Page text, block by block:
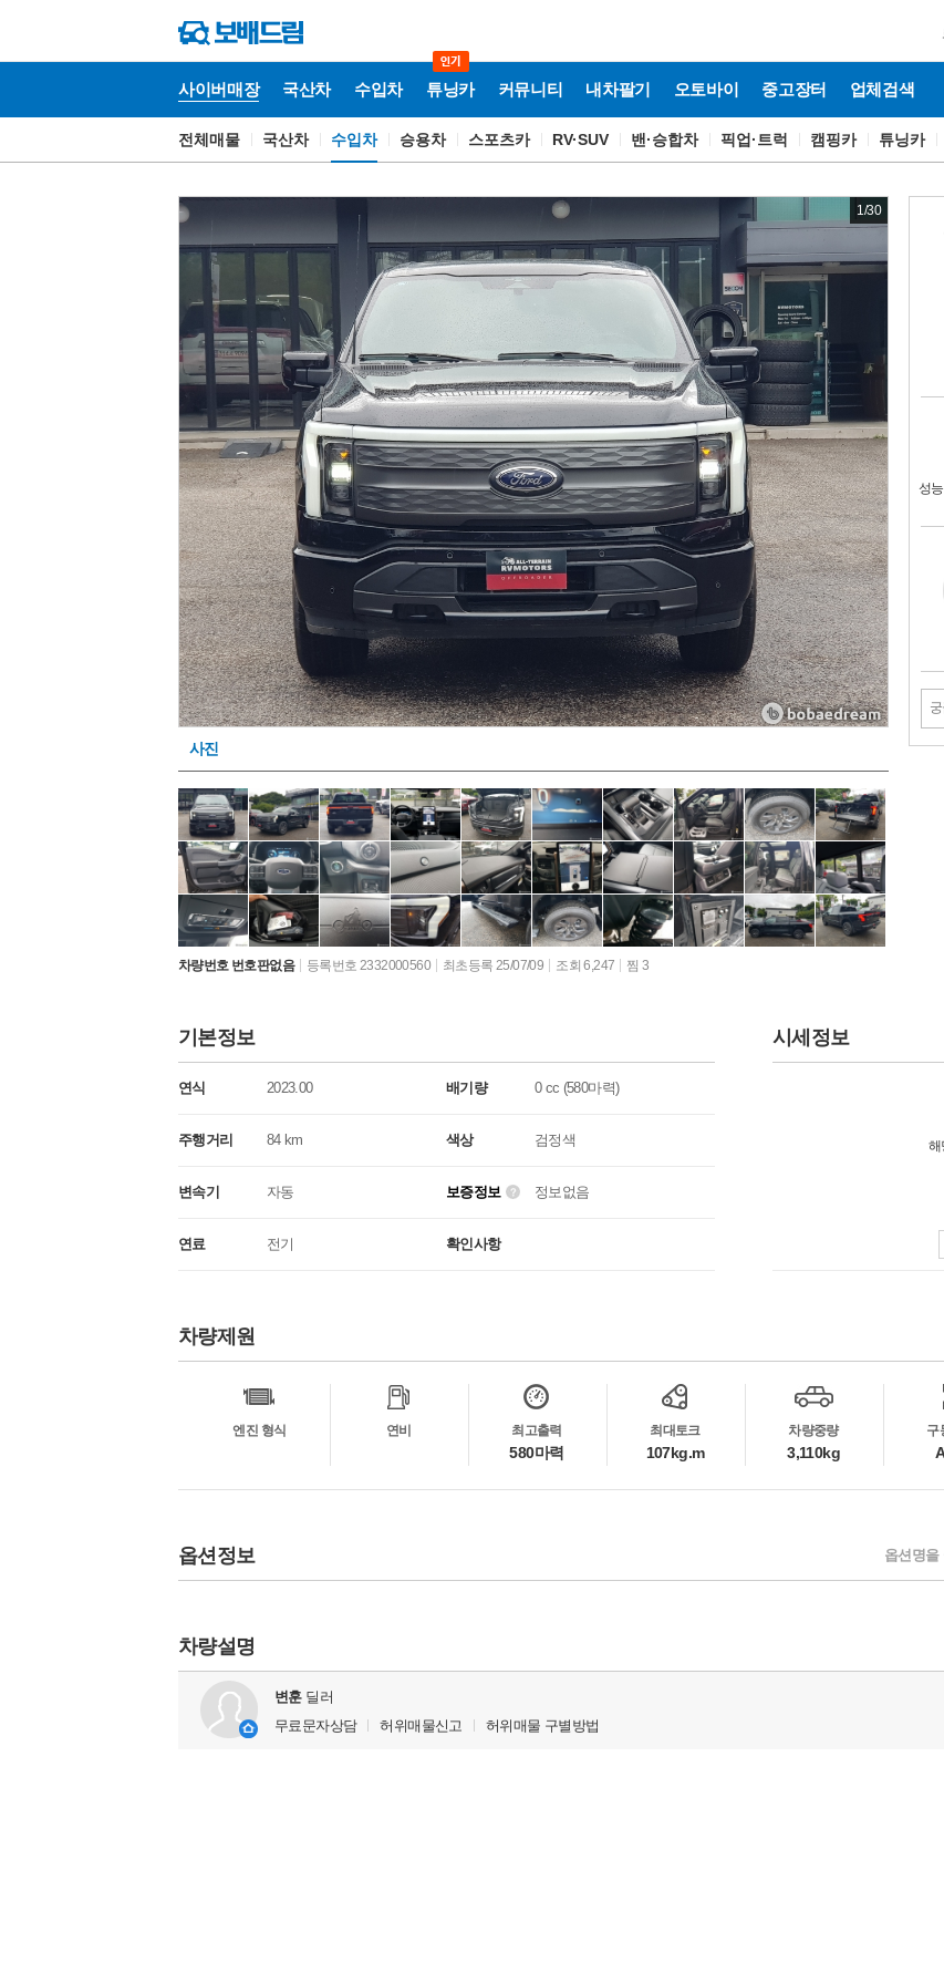
사이버매장 국산차 수입차 튜닝카 커뮤니티 내차팔기 오토바이 중고장터 업체검색
사
전체매물 국산차 수입차 승용차 스포츠카 RV·SUV 밴·승합차 픽업·트럭 캠핑카 튜닝카
1/30
사진
차량번호 번호판없음 등록번호 2332000560 최초등록 25/07/09 조회 6,247 찜 3
성
기본정보
연식 2023.00 배기량 0 cc (580마력)
주행거리 84 km 색상 검정색
변속기 자동 보증정보 정보없음
연료 전기 확인사항
시세정보
해
차량제원
엔진 형식
연비 최고출력
580마력
최대토크
107kg.m
차량중량
3,110kg
구
옵션정보 옵션명을
차량설명
변훈딜러
무료문자상담
허위매물신고 허위매물 구별방법